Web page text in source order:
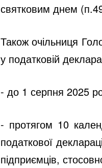
святковим днем
Також очільниця
у податковій
- до 1 серпня 2025
- протягом 10
податкової
підприємців,